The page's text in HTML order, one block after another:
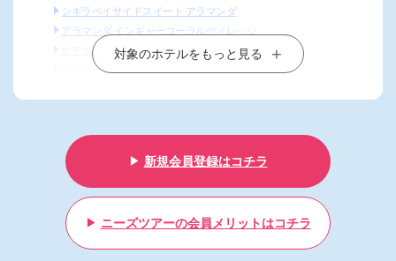
シギラベイサイドスイート アラマンダ
アラマンダ インギャーコーラルヴィレッジ
ホテルシギラミラージュ
宮古島来間リゾート シーウッドホテル
沖縄本島リゾート
ヒルトン沖縄瀬底リゾート
カヌチャベイホテル＆ヴィラズ
ザ・ブセナテラス
カフー リゾート フチャク コンド・ホテル
ハイアットリージェンシー瀬良垣アイランド沖縄
ルネッサンスリゾートオキナワ
対象のホテルをもっと見る
新規会員登録はコチラ
ニーズツアーの会員メリットはコチラ